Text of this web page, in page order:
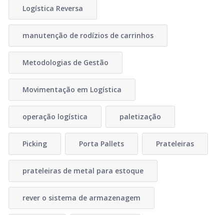
Logística Reversa
manutenção de rodízios de carrinhos
Metodologias de Gestão
Movimentação em Logística
operação logística paletização
Picking Porta Pallets Prateleiras
prateleiras de metal para estoque
rever o sistema de armazenagem